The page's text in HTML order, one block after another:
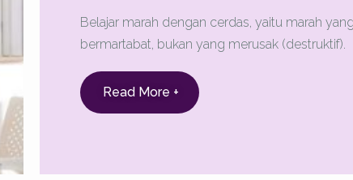
Belajar marah dengan cerdas, yaitu marah
bermartabat, bukan yang merusak (destruktif).
Read More +